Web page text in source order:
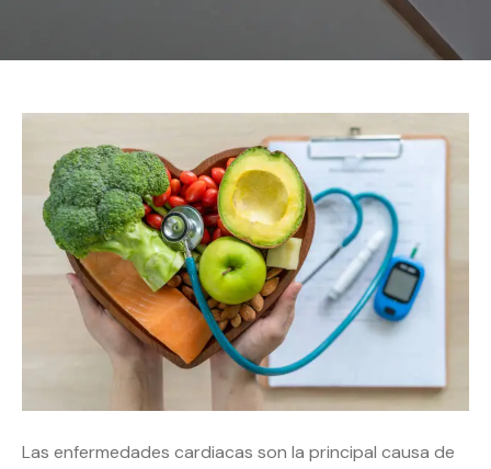
Las enfermedades cardiacas son la principal causa de